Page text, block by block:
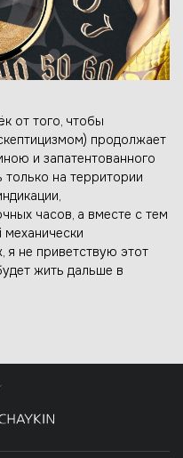
от того, чтобы
продолжает
и запатентованного
только на территории
часов, а вместе с тем
я не приветствую этот
жить дальше в